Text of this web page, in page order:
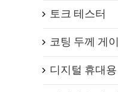
 토크 테스터
 코팅 두께 게
 디지털 휴대용